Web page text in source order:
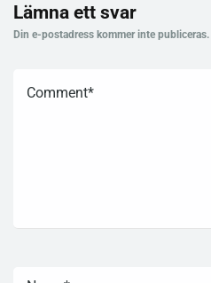
Lämna ett svar
Din e-postadress kommer inte publiceras.